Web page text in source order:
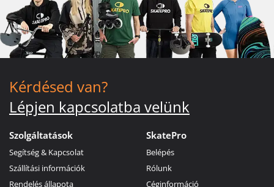
Kérdésed van?
Lépjen kapcsolatba velünk
Szolgáltatások
Segítség & Kapcsolat
Szállítási információk
Rendelés állapota
SkatePro
Belépés
Rólunk
Céginformáció